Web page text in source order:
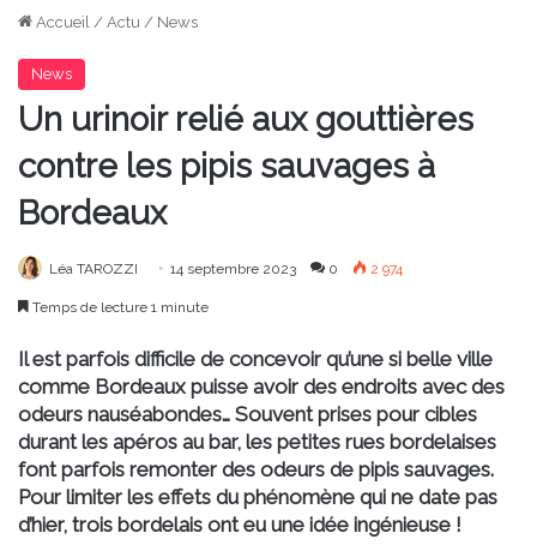
Accueil / Actu / News
News
Un urinoir relié aux gouttières
contre les pipis sauvages à
Bordeaux
Léa TAROZZI 14 septembre 2023 0 2 974
Temps de lecture 1 minute
Il est parfois difficile de concevoir qu’une si belle ville
comme Bordeaux puisse avoir des endroits avec des
odeurs nauséabondes… Souvent prises pour cibles
durant les apéros au bar, les petites rues bordelaises
font parfois remonter des odeurs de pipis sauvages.
Pour limiter les effets du phénomène qui ne date pas
d’hier, trois bordelais ont eu une idée ingénieuse !